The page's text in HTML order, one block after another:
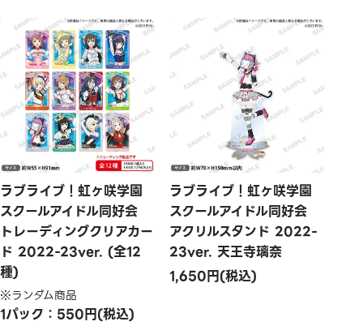
ラブライブ！虹ヶ咲学園
スクールアイドル同好会
トレーディングクリアカー
ド 2022-23ver. (全12
種)
※ランダム商品
1パック：550円(税込)
ラブライブ！虹ヶ咲学園
スクールアイドル同好会
アクリルスタンド 2022-
23ver. 天王寺璃奈
1,650円(税込)